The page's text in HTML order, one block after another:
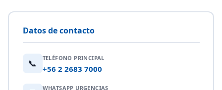
Datos de contacto
📞 TELÉFONO PRINCIPAL
+56 2 2683 7000
WHATSAPP URGENCIAS